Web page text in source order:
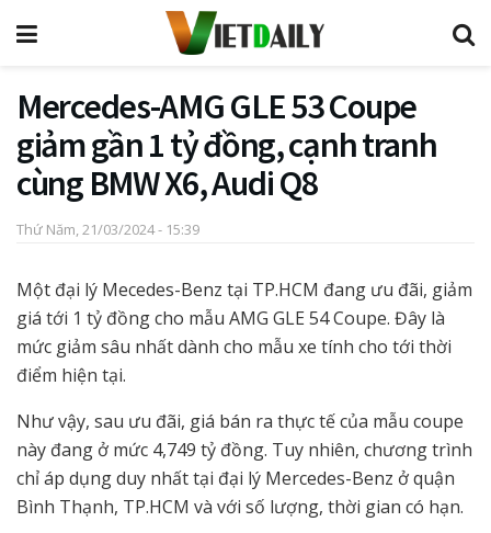
Mercedes-AMG GLE 53 Coupe
giảm gần 1 tỷ đồng, cạnh tranh
cùng BMW X6, Audi Q8
Thứ Năm, 21/03/2024 - 15:39
Một đại lý Mecedes-Benz tại TP.HCM đang ưu đãi, giảm
giá tới 1 tỷ đồng cho mẫu AMG GLE 54 Coupe. Đây là
mức giảm sâu nhất dành cho mẫu xe tính cho tới thời
điểm hiện tại.
Như vậy, sau ưu đãi, giá bán ra thực tế của mẫu coupe
này đang ở mức 4,749 tỷ đồng. Tuy nhiên, chương trình
chỉ áp dụng duy nhất tại đại lý Mercedes-Benz ở quận
Bình Thạnh, TP.HCM và với số lượng, thời gian có hạn.